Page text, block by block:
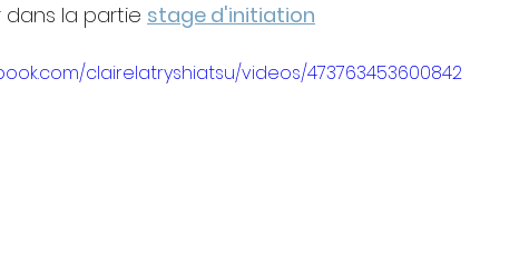
dans la partie stage d'initiation
clairelatryshiatsu/videos/473763453600842